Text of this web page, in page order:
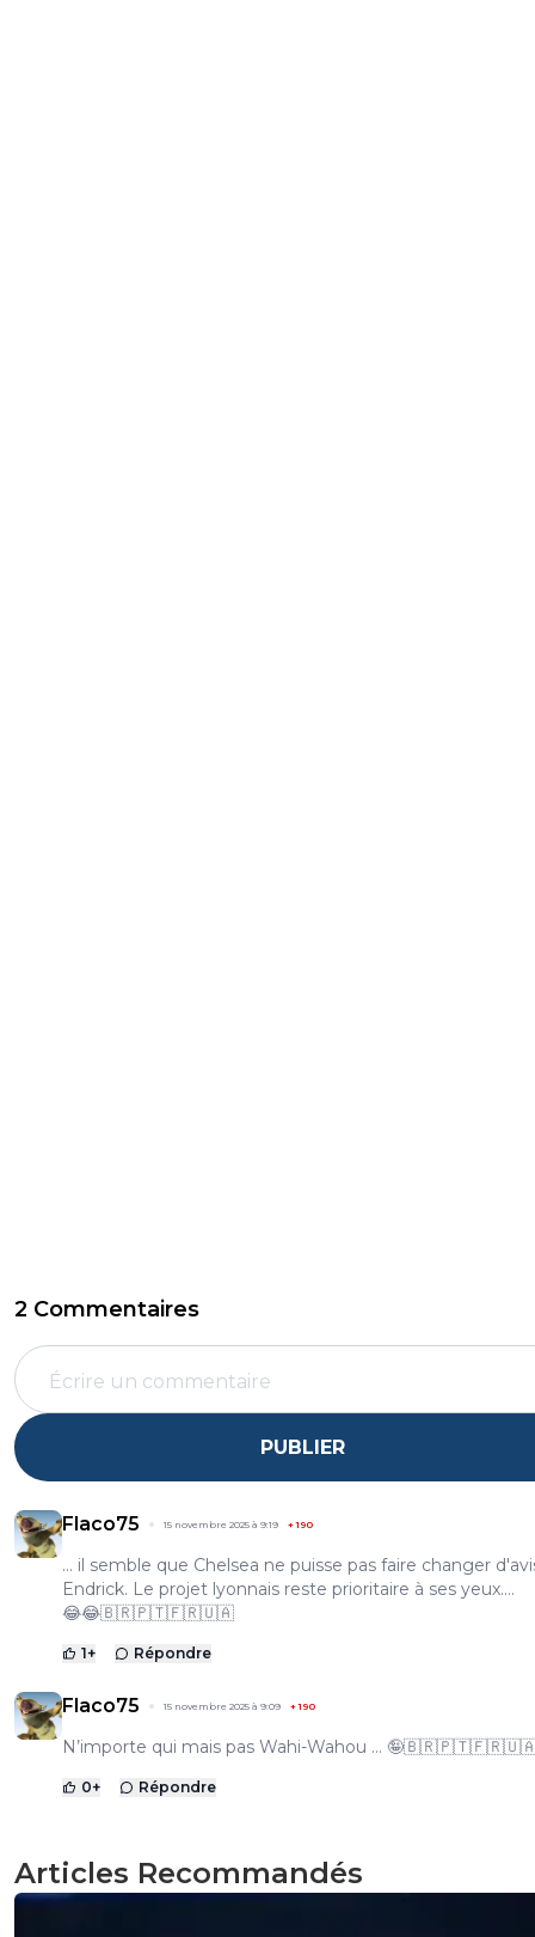
2 Commentaires
PUBLIER
Flaco75 15 novembre 2025 à 9:19 +190
… il semble que Chelsea ne puisse pas faire changer
Endrick. Le projet lyonnais reste prioritaire à ses yeux.…
😂😂🇧🇷🇵🇹🇫🇷🇺🇦
1+ Répondre
Flaco75 15 novembre 2025 à 9:09 +190
N’importe qui mais pas Wahi-Wahou …
0+ Répondre
Articles Recommandés